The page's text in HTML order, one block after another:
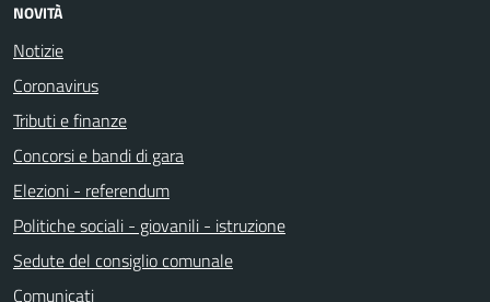
NOVITÀ
Notizie
Coronavirus
Tributi e finanze
Concorsi e bandi di gara
Elezioni - referendum
Politiche sociali - giovanili - istruzione
Sedute del consiglio comunale
Comunicati